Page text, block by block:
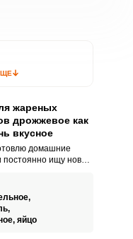
жареных
дрожжевое как
вкусное
домашние
постоянно ищу новые
рецепт
теста для
жареных
яйцо